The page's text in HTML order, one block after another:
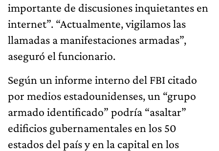
importante de discusiones inquietantes en
internet”. “Actualmente, vigilamos las
llamadas a manifestaciones armadas”,
aseguró el funcionario.
Según un informe interno del FBI citado
por medios estadounidenses, un “grupo
armado identificado” podría “asaltar”
edificios gubernamentales en los 50
estados del país y en la capital en los